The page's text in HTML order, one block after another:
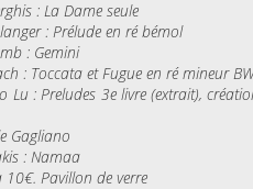
: La Dame seule
: Prélude en ré bémol
: Gemini
: Toccata et Fugue en ré mineur
Lu : Preludes 3e livre (extrait),
Gagliano
: Namaa
10€. Pavillon de verre